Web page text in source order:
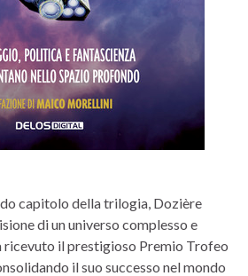
capitolo della trilogia, Dozière
di un universo complesso e
ricevuto il prestigioso Premio Trofeo
il suo successo nel mondo